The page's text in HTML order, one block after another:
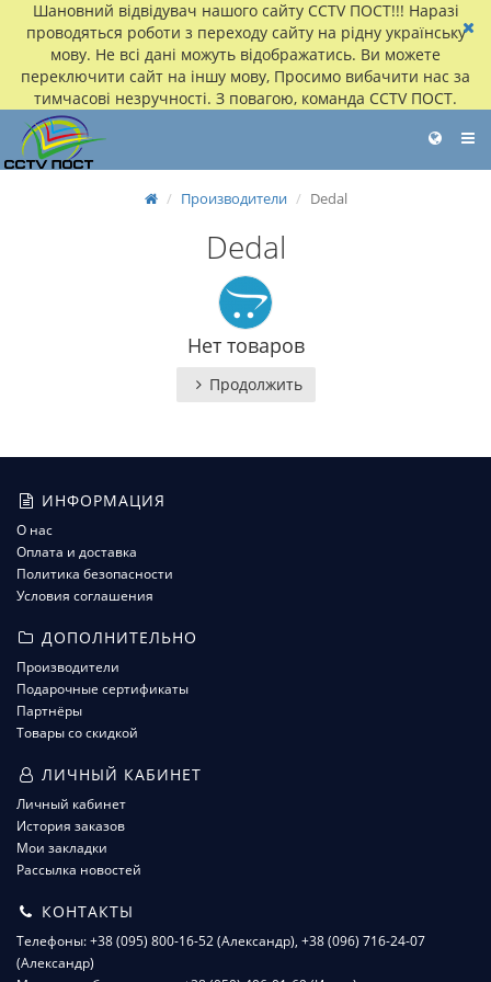
Шановний відвідувач нашого сайту CCTV ПОСТ!!! Наразі
проводяться роботи з переходу сайту на рідну українську
мову. Не всі дані можуть відображатись. Ви можете
переключити сайт на іншу мову, Просимо вибачити нас за
тимчасові незручності. З повагою, команда CCTV ПОСТ.
Производители Dedal
Dedal
Нет товаров
Продолжить
ИНФОРМАЦИЯ
О нас
Оплата и доставка
Политика безопасности
Условия соглашения
ДОПОЛНИТЕЛЬНО
Производители
Подарочные сертификаты
Партнёры
Товары со скидкой
ЛИЧНЫЙ КАБИНЕТ
Личный кабинет
История заказов
Мои закладки
Рассылка новостей
КОНТАКТЫ
Телефоны: +38 (095) 800-16-52 (Александр), +38 (096) 716-24-07
(Александр)